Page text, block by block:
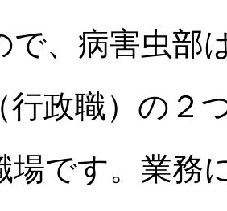
で、病害虫部
行政職）の２
場です。業務